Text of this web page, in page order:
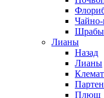
Шрабы
Лианы
Назад
Лианы
Плющ